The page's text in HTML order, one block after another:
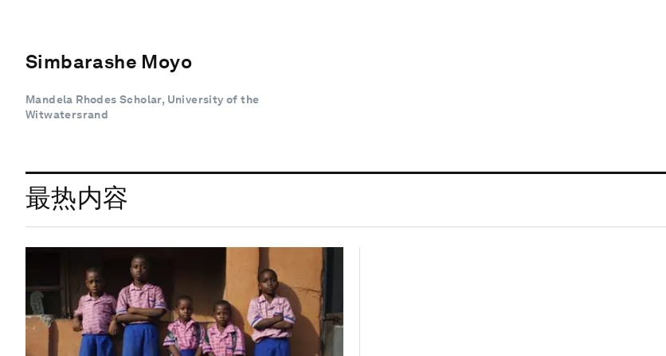
Simbarashe Moyo
Mandela Rhodes Scholar, University of the
Witwatersrand
最热内容